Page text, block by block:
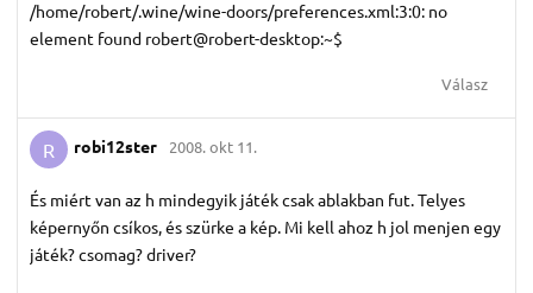
/home/robert/.wine/wine-doors/preferences.xml:3:0: no
element found robert@robert-desktop:~$
Válasz
R robi12ster 2008. okt 11.
És miért van az h mindegyik játék csak ablakban fut. Telyes
képernyőn csíkos, és szürke a kép. Mi kell ahoz h jol menjen egy
játék? csomag? driver?